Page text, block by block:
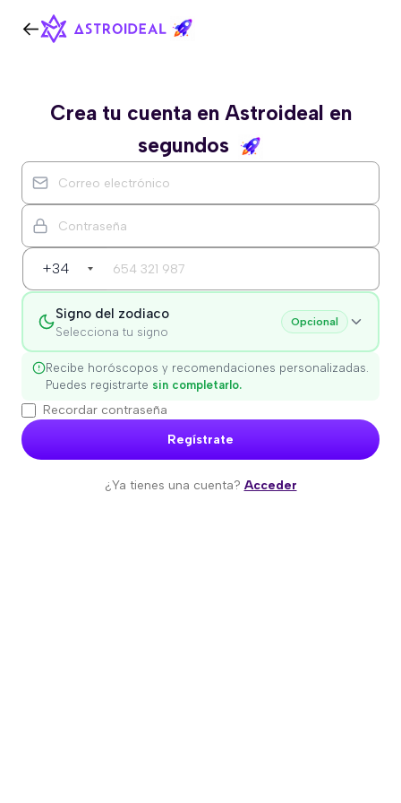
Crea tu cuenta en Astroideal en
segundos
+34
Signo del zodiaco
Selecciona tu signo
Opcional
Recibe horóscopos y recomendaciones personalizadas.
Puedes registrarte sin completarlo.
Recordar contraseña
Regístrate
¿Ya tienes una cuenta? Acceder